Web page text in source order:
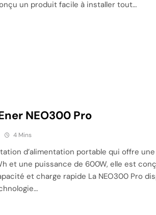
un produit facile à installer tout…
NEO300 Pro
4 Mins
d’alimentation portable qui offre
et une puissance de 600W, elle est
et charge rapide La NEO300 Pro